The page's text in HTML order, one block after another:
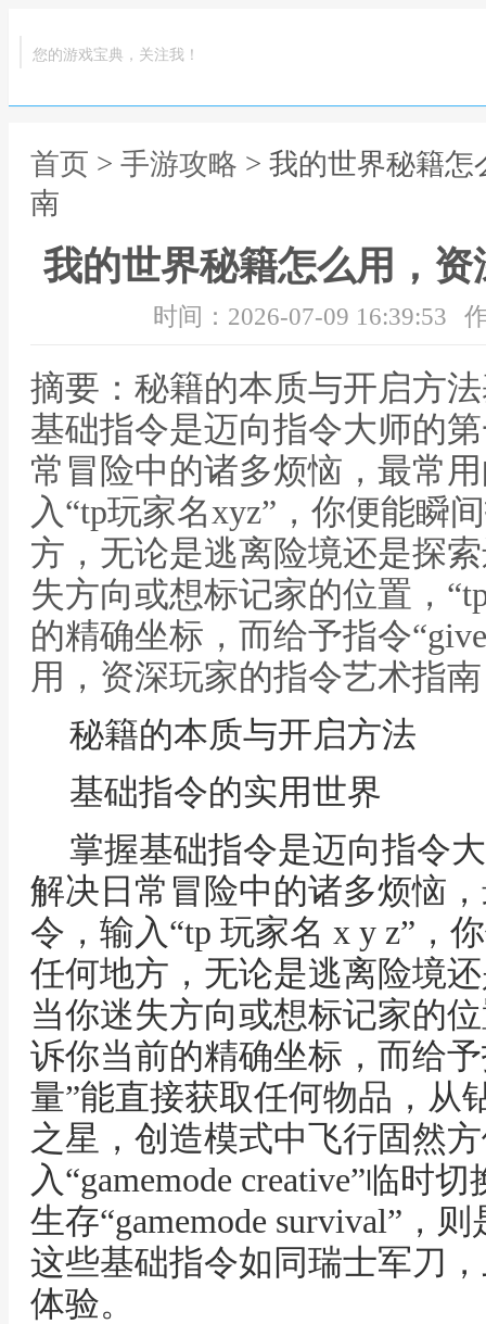
您的游戏宝典，关注我！
首页 > 手游攻略 > 我的世界秘籍
南
我的世界秘籍怎么用，
时间：2026-07-09 16:39:53
摘要：秘籍的本质与开启方
基础指令是迈向指令大师的
常冒险中的诸多烦恼，最常
入“tp玩家名xyz”，你便能瞬
方，无论是逃离险境还是探
失方向或想标记家的位置，
的精确坐标，而给予指令
用，资深玩家的指令艺术指南
秘籍的本质与开启方法
基础指令的实用世界
掌握基础指令是迈向指令
解决日常冒险中的诸多烦恼
令，输入“tp 玩家名 x y z”，
任何地方，无论是逃离险境
当你迷失方向或想标记家的位
诉你当前的精确坐标，而给
量”能直接获取任何物品，从
之星，创造模式中飞行固然
入“gamemode creative”临时
生存“gamemode survival”，
这些基础指令如同瑞士军刀
体验。